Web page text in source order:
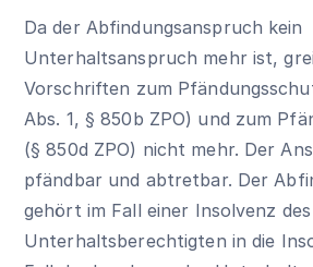
Da der Abfindungsanspruch kein
Unterhaltsanspruch mehr ist,
Vorschriften zum
Abs. 1, § 850b ZPO) und zum
(§ 850d ZPO) nicht mehr. Der
pfändbar und abtretbar. Der
gehört im Fall einer Insolvenz des
Unterhaltsberechtigten in die